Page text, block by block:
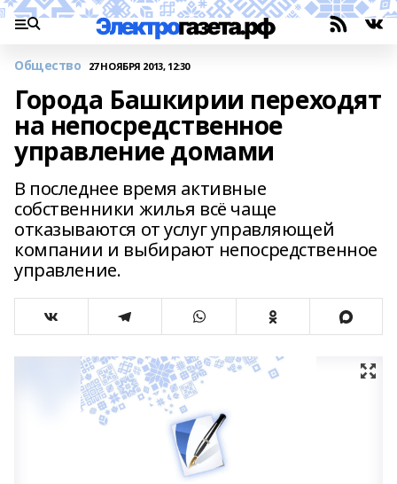
Общество 27 НОЯБРЯ 2013, 12:30
Города Башкирии переходят
на непосредственное
управление домами
В последнее время активные
собственники жилья всё чаще
отказываются от услуг управляющей
компании и выбирают непосредственное
управление.